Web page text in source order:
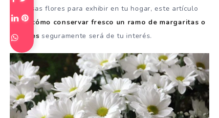
hermosas flores para exhibir en tu hogar, este artículo
sobre cómo conservar fresco un ramo de margaritas o
clavelesseguramente será de tu interés.